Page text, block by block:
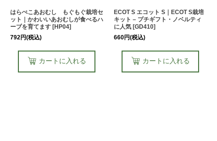
はらぺこあおむし もぐもぐ栽培セ
ット｜かわいいあおむしが食べるハ
ーブを育てます [HP04]
792円(税込)
カートに入れる
ECOT S エコット S｜ECOT S栽培
キット – プチギフト・ノベルティ
に人気 [GD410]
660円(税込)
カートに入れる